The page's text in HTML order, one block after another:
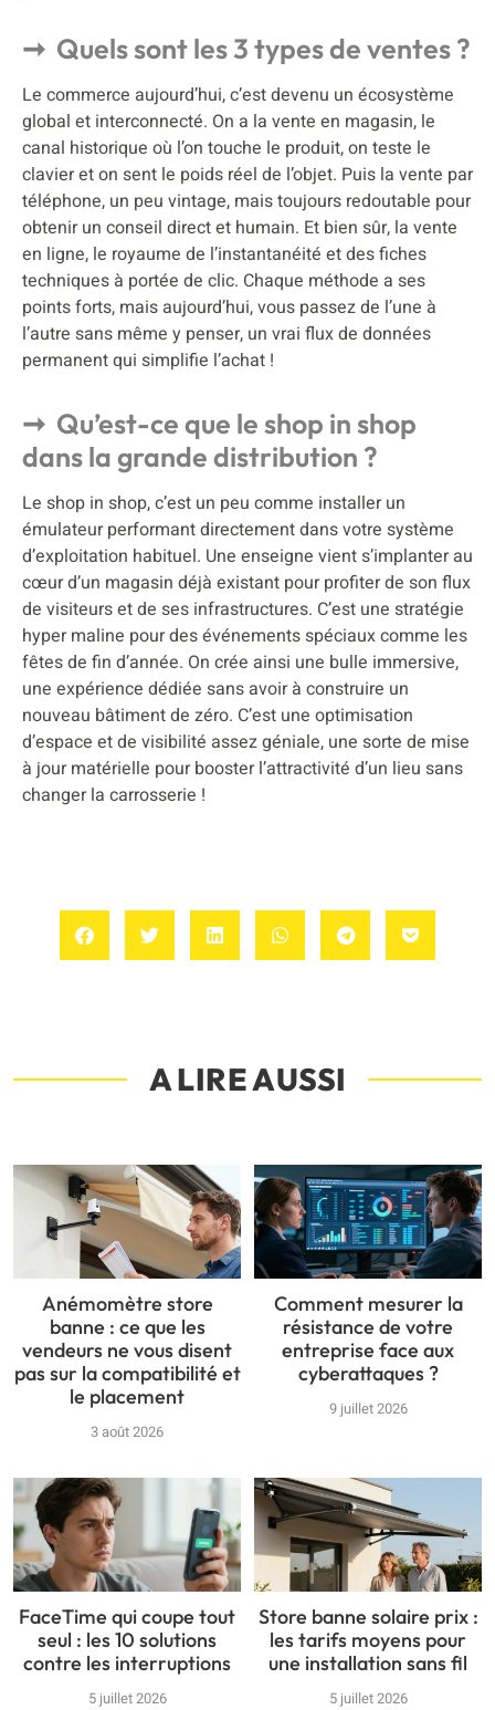
Quels sont les 3 types de ventes ?
Le commerce aujourd’hui, c’est devenu un écosystème
global et interconnecté. On a la vente en magasin, le
canal historique où l’on touche le produit, on teste le
clavier et on sent le poids réel de l’objet. Puis la vente par
téléphone, un peu vintage, mais toujours redoutable pour
obtenir un conseil direct et humain. Et bien sûr, la vente
en ligne, le royaume de l’instantanéité et des fiches
techniques à portée de clic. Chaque méthode a ses
points forts, mais aujourd’hui, vous passez de l’une à
l’autre sans même y penser, un vrai flux de données
permanent qui simplifie l’achat !
Qu’est-ce que le shop in shop
dans la grande distribution ?
Le shop in shop, c’est un peu comme installer un
émulateur performant directement dans votre système
d’exploitation habituel. Une enseigne vient s’implanter au
cœur d’un magasin déjà existant pour profiter de son flux
de visiteurs et de ses infrastructures. C’est une stratégie
hyper maline pour des événements spéciaux comme les
fêtes de fin d’année. On crée ainsi une bulle immersive,
une expérience dédiée sans avoir à construire un
nouveau bâtiment de zéro. C’est une optimisation
d’espace et de visibilité assez géniale, une sorte de mise
à jour matérielle pour booster l’attractivité d’un lieu sans
changer la carrosserie !
A LIRE AUSSI
Anémomètre store
banne : ce que les
vendeurs ne vous disent
pas sur la compatibilité et
le placement
3 août 2026
Comment mesurer la
résistance de votre
entreprise face aux
cyberattaques ?
9 juillet 2026
FaceTime qui coupe tout
seul : les 10 solutions
contre les interruptions
5 juillet 2026
Store banne solaire prix :
les tarifs moyens pour
une installation sans fil
5 juillet 2026